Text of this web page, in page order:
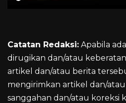
Catatan Redaksi: Apabila
dirugikan dan/atau
artikel dan/atau berita
mengirimkan artikel dan/
sanggahan dan/atau koreksi